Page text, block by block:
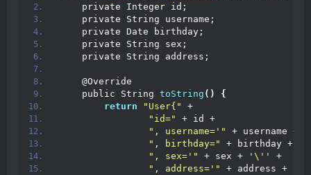
    private Integer id;
    private String username;
    private Date birthday;
    private String sex;
    private String address;
    @Override
    public String
toString ()
{
return
"User{"
+
"id="
+ id +
", username='"
+ username +
", birthday="
+ birthday +
", sex='"
+ sex + '\''
+
", address='"
+ address +